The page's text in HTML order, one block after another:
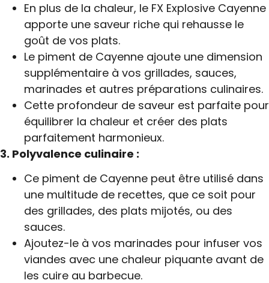
En plus de la chaleur, le FX Explosive Cayenne
apporte une saveur riche qui rehausse le
goût de vos plats.
Le piment de Cayenne ajoute une dimension
supplémentaire à vos grillades, sauces,
marinades et autres préparations culinaires.
Cette profondeur de saveur est parfaite pour
équilibrer la chaleur et créer des plats
parfaitement harmonieux.
3. Polyvalence culinaire :
Ce piment de Cayenne peut être utilisé dans
une multitude de recettes, que ce soit pour
des grillades, des plats mijotés, ou des
sauces.
Ajoutez-le à vos marinades pour infuser vos
viandes avec une chaleur piquante avant de
les cuire au barbecue.